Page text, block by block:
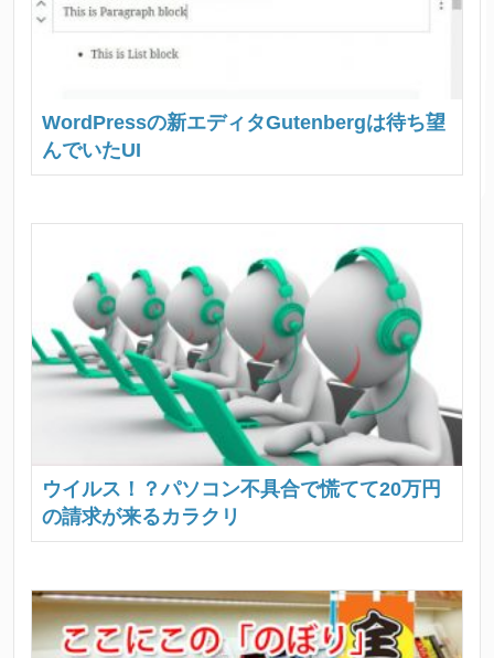
WordPressの新エディタGutenbergは待ち望
んでいたUI
ウイルス！？パソコン不具合で慌てて20万円
の請求が来るカラクリ